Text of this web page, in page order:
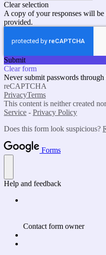
Clear selection
A copy of your responses will be
provided.
Submit
Clear form
Never submit passwords
reCAPTCHA
PrivacyTerms
This content is neither created
Service - Privacy Policy
Does this form look suspicious?
Forms
Help and feedback
Contact form owner